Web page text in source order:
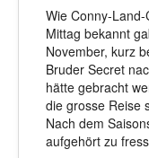
Wie Conny-
Mittag bekannt
November, kurz
Bruder Secret
hätte gebracht
die grosse Reise
Nach dem
aufgehört zu